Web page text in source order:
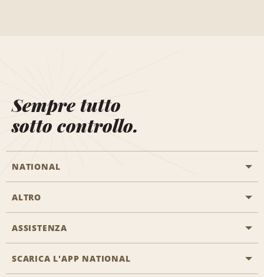
Sempre tutto
sotto controllo.
NATIONAL
Inizia una prenotazione
Programmi business
ALTRO
Offerte di lavoro
ASSISTENZA
Accessibilità
SCARICA L'APP NATIONAL